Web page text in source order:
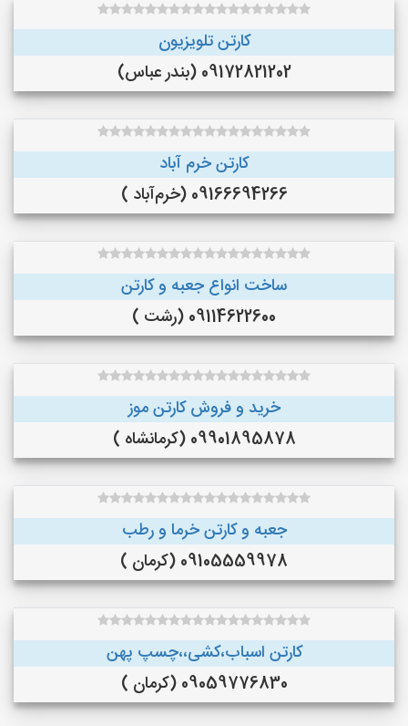
کارتن تلویزیون
09172821202 (بندر عباس)
کارتن خرم آباد
09166694266 (خرم‌آباد )
ساخت انواع جعبه و کارتن
09114622600 (رشت )
خرید و فروش کارتن موز
09901895878 (کرمانشاه )
جعبه و کارتن خرما و رطب
09105559978 (کرمان )
کارتن اسباب،کشی،،چسپ پهن
09059776830 (کرمان )